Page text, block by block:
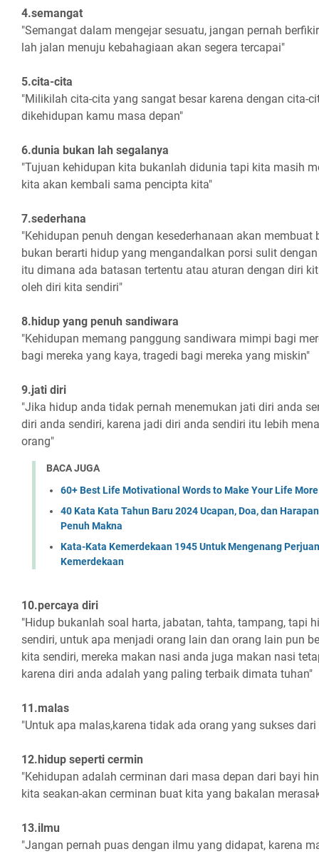
4.semangat
"Semangat dalam mengejar sesuatu, jangan pernah
lah jalan menuju kebahagiaan akan segera tercapai"
5.cita-cita
"Milikilah cita-cita yang sangat besar karena dengan cita-
dikehidupan kamu masa depan"
6.dunia bukan lah segalanya
"Tujuan kehidupan kita bukanlah didunia tapi kita masih
kita akan kembali sama pencipta kita"
7.sederhana
"Kehidupan penuh dengan kesederhanaan akan membuat
bukan berarti hidup yang mengandalkan porsi sulit
itu dimana ada batasan tertentu atau aturan dengan diri
oleh diri kita sendiri"
8.hidup yang penuh sandiwara
"Kehidupan memang panggung sandiwara mimpi bagi
bagi mereka yang kaya, tragedi bagi mereka yang miskin"
9.jati diri
"Jika hidup anda tidak pernah menemukan jati diri anda
diri anda sendiri, karena jadi diri anda sendiri itu lebih
orang"
BACA JUGA
60+ Best Life Motivational Words to Make Your Life
40 Kata Kata Tahun Baru 2024 Ucapan, Doa, dan
Penuh Makna
Kata-Kata Kemerdekaan 1945 Untuk Mengenang
Kemerdekaan
10.percaya diri
"Hidup bukanlah soal harta, jabatan, tahta, tampang, tapi
sendiri, untuk apa menjadi orang lain dan orang lain pun
kita sendiri, mereka makan nasi anda juga makan nasi
karena diri anda adalah yang paling terbaik dimata tuhan"
11.malas
"Untuk apa malas,karena tidak ada orang yang sukses
12.hidup seperti cermin
"Kehidupan adalah cerminan dari masa depan dari bayi
kita seakan-akan cerminan buat kita yang bakalan
13.ilmu
"Jangan pernah puas dengan ilmu yang didapat, karena